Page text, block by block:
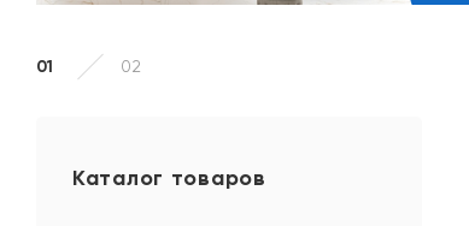
01 02
Каталог товаров